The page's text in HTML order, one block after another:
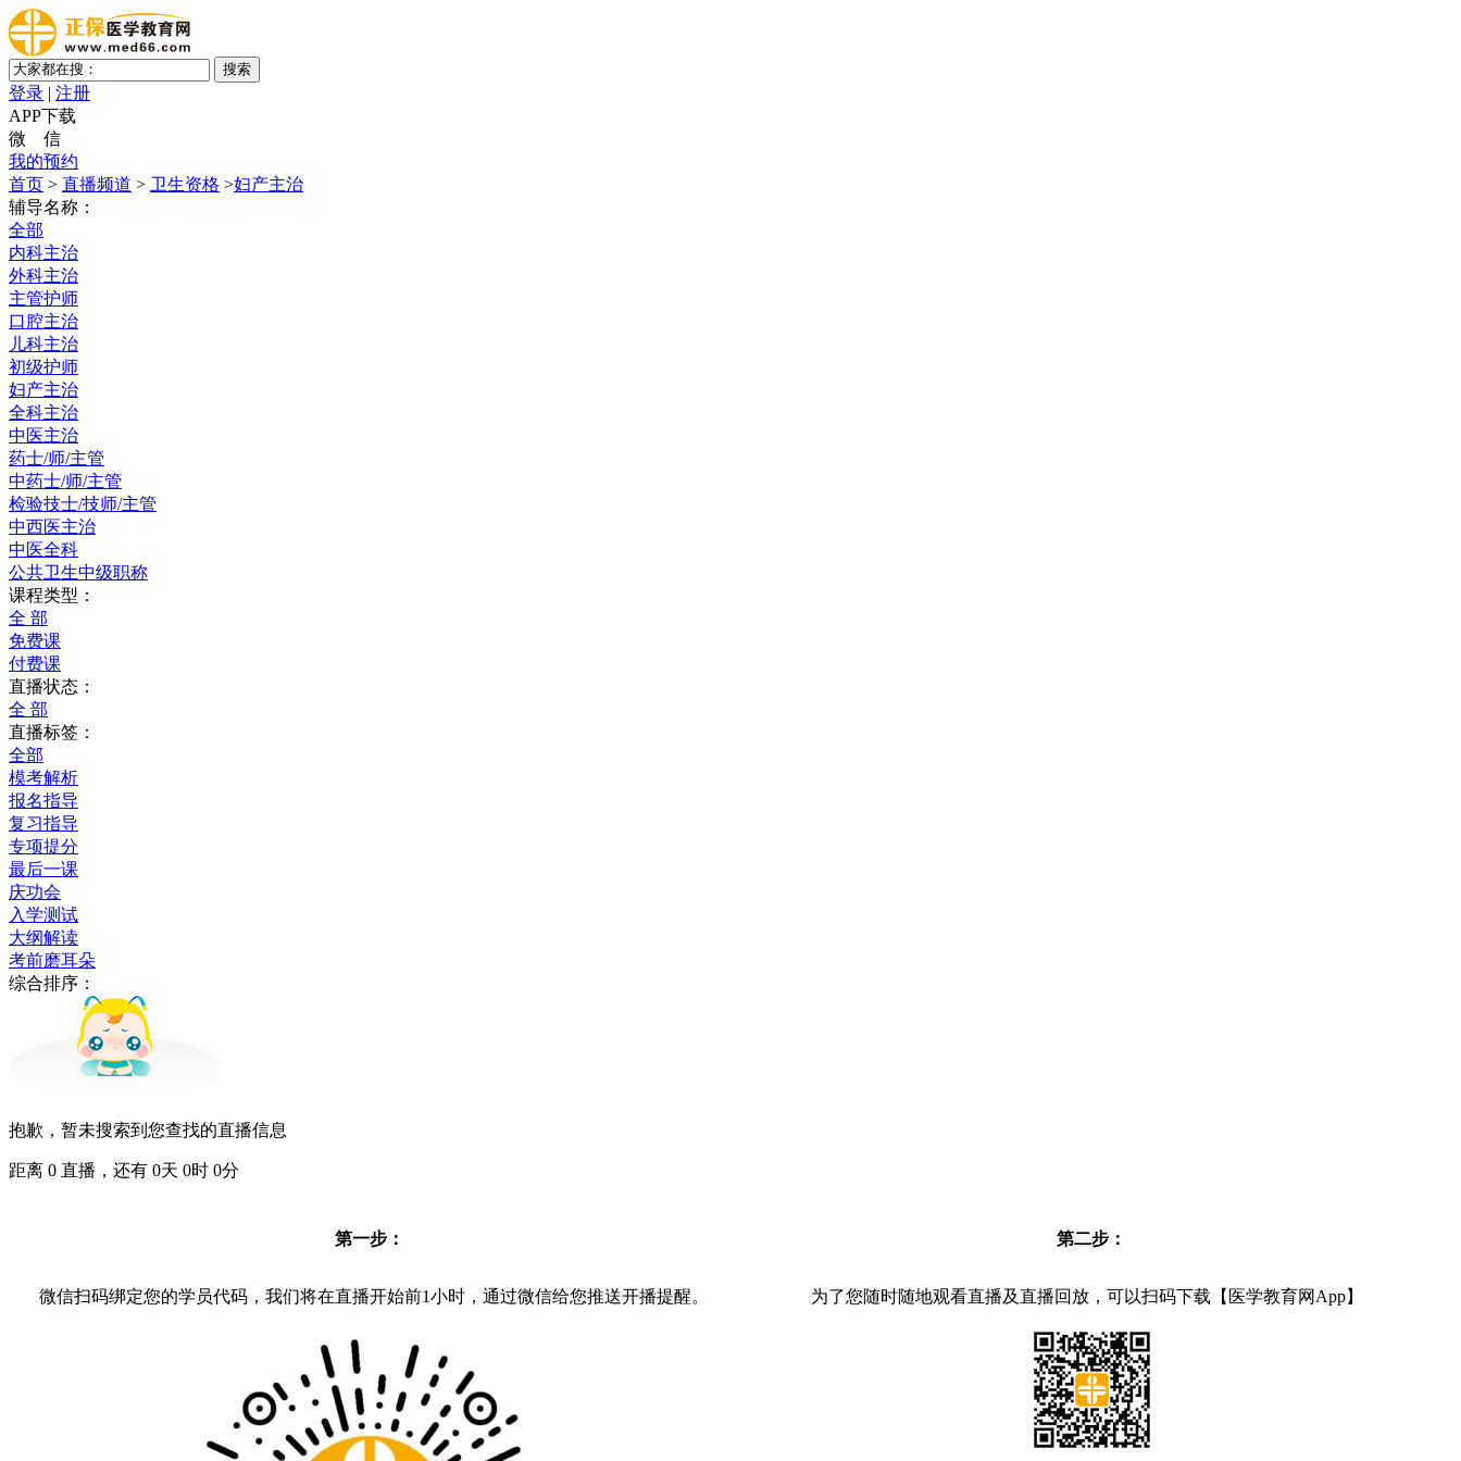
登录 | 注册
APP下载
微 信
我的预约
首页 > 直播频道 > 卫生资格 >妇产主治
辅导名称：
全部
内科主治
外科主治
主管护师
口腔主治
儿科主治
初级护师
妇产主治
全科主治
中医主治
药士/师/主管
中药士/师/主管
检验技士/技师/主管
中西医主治
中医全科
公共卫生中级职称
课程类型：
全 部
免费课
付费课
直播状态：
全 部
直播标签：
全部
模考解析
报名指导
复习指导
专项提分
最后一课
庆功会
入学测试
大纲解读
考前磨耳朵
综合排序：
抱歉，暂未搜索到您查找的直播信息
距离 0 直播，还有 0天 0时 0分
第一步：
微信扫码绑定您的学员代码，我们将在直播开始前1小时，通过微信给您推送开播提醒。
第二步：
为了您随时随地观看直播及直播回放，可以扫码下载【医学教育网App】